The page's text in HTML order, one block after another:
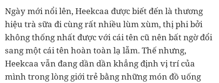
Ngày mới nổi lên, Heekcaa được biết đến là thương
hiệu trà sữa đi cùng rất nhiều lùm xùm, thị phi bởi
không thống nhất được với cái tên cũ nên bất ngờ đổi
sang một cái tên hoàn toàn lạ lẫm. Thế nhưng,
Heekcaa vẫn đang dần dần khẳng định vị trí của
mình trong lòng giới trẻ bằng những món đồ uống